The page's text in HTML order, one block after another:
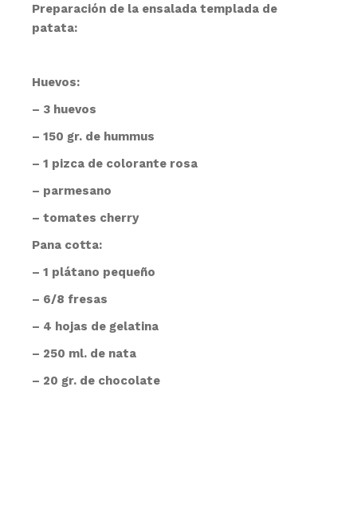
Preparación de la ensalada templada de
patata:
Huevos:
– 3 huevos
– 150 gr. de hummus
– 1 pizca de colorante rosa
– parmesano
– tomates cherry
Pana cotta:
– 1 plátano pequeño
– 6/8 fresas
– 4 hojas de gelatina
– 250 ml. de nata
– 20 gr. de chocolate